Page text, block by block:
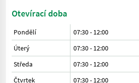
Otevírací doba
Pondělí 07:30 - 12:00
Úterý
07:30 - 12:00
Středa
07:30 - 12:00
Čtvrtek
07:30 - 12:00